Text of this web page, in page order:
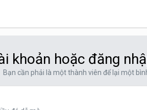
khoản hoặc đăng
Bạn cần phải là một thành viên để lại một